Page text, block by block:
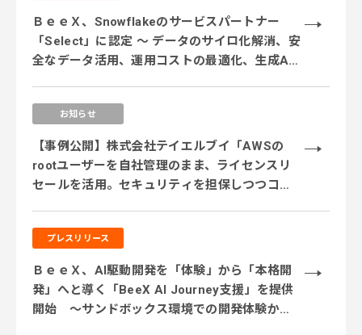
ＢｅｅＸ、Snowflakeのサービスパートナー
「Select」に認定 ～ データのサイロ化解消、安
全なデータ活用、運用コストの最適化、生成AI
お知らせ
【事例公開】株式会社テイエルブイ「AWSの
rootユーザーを自社管理のまま、ライセンスリ
セールを活用。セキュリティを担保しつつコス
プレスリリース
ＢｅｅＸ、AI駆動開発を「体験」から「本格開
発」へと導く「BeeX AI Journey支援」を提供
開始 ～サンドボックス環境での開発体験から